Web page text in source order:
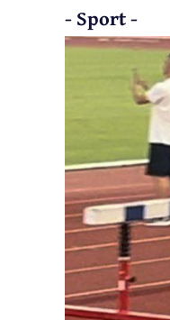
- Sport -